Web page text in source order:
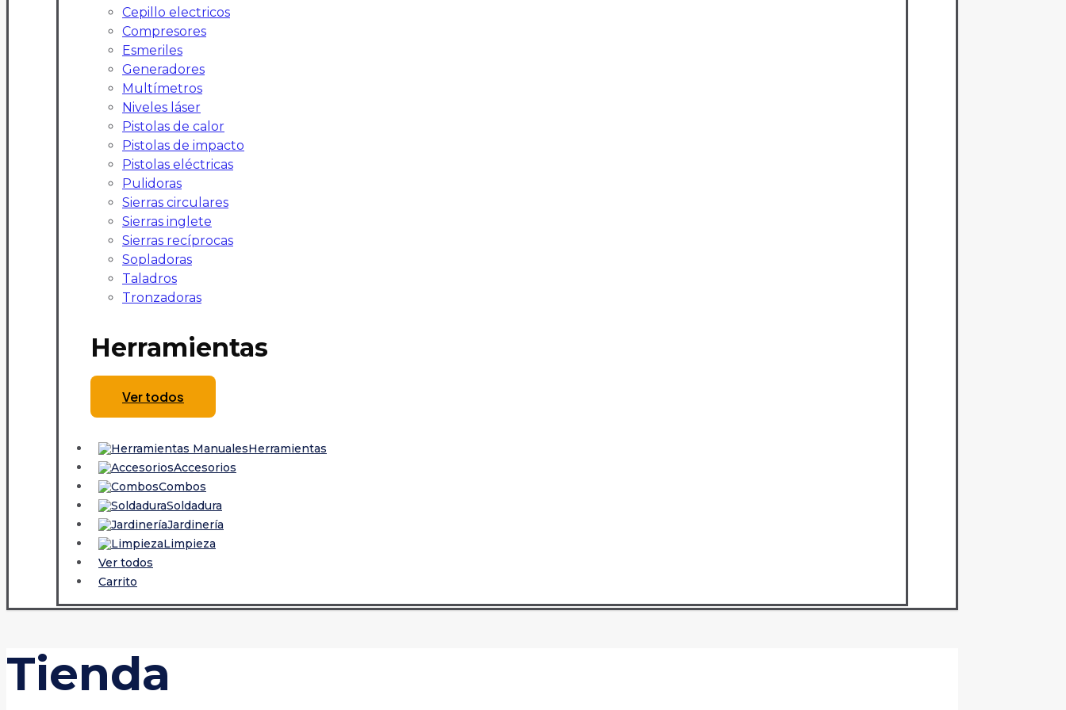
Cepillo electricos
Compresores
Esmeriles
Generadores
Multímetros
Niveles láser
Pistolas de calor
Pistolas de impacto
Pistolas eléctricas
Pulidoras
Sierras circulares
Sierras inglete
Sierras recíprocas
Sopladoras
Taladros
Tronzadoras
Herramientas
Ver todos
Herramientas
Accesorios
Combos
Soldadura
Jardinería
Limpieza
Ver todos
Carrito
Tienda